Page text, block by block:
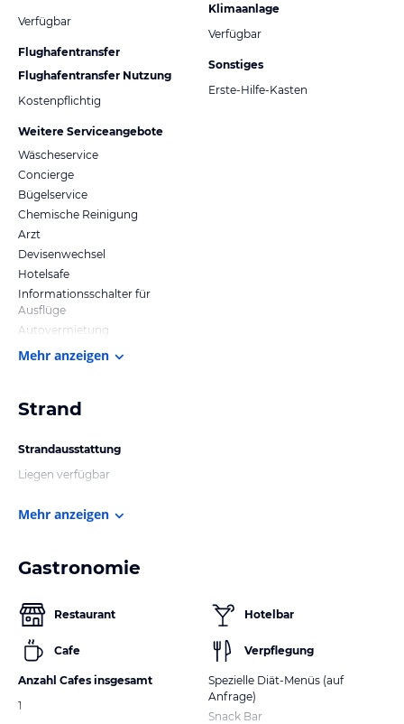
Verfügbar
Flughafentransfer
Flughafentransfer Nutzung
Kostenpflichtig
Weitere Serviceangebote
Wäscheservice
Concierge
Bügelservice
Chemische Reinigung
Arzt
Devisenwechsel
Hotelsafe
Informationsschalter für
Ausflüge
Autovermietung
Klimaanlage
Verfügbar
Sonstiges
Erste-Hilfe-Kasten
Mehr anzeigen
Strand
Strandausstattung
Liegen verfügbar
Mehr anzeigen
Gastronomie
Restaurant
Cafe
Anzahl Cafes insgesamt
1
Hotelbar
Verpflegung
Spezielle Diät-Menüs (auf
Anfrage)
Snack Bar